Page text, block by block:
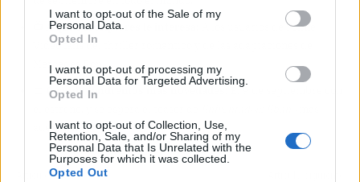
I want to opt-out of the Sale of my
Personal Data.
Opted In
I want to opt-out of processing my
Personal Data for Targeted Advertising.
Opted In
I want to opt-out of Collection, Use,
Retention, Sale, and/or Sharing of my
Personal Data that Is Unrelated with the
Purposes for which it was collected.
Opted Out
A qué suscriptores le interesa:
A los usuarios de Prime
Video fans del thriller romántico y de las adaptaciones de
Mercedes Ron.
Cuándo tendremos más novedades:
El 9 de septiembre con
adelante.
Artículo anterior